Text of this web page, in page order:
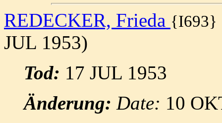
REDECKER, Frieda {I693}
JUL 1953)
Tod: 17 JUL 1953
Änderung: Date: 10